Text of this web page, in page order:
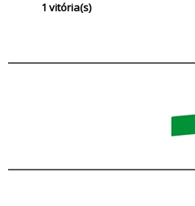
1 vitória(s)